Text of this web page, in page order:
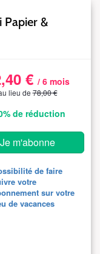
Papier &
€ / 6 mois
lieu de78,00 €
de réduction
Je m'abonne
de faire
votre
sur votre
de vacances